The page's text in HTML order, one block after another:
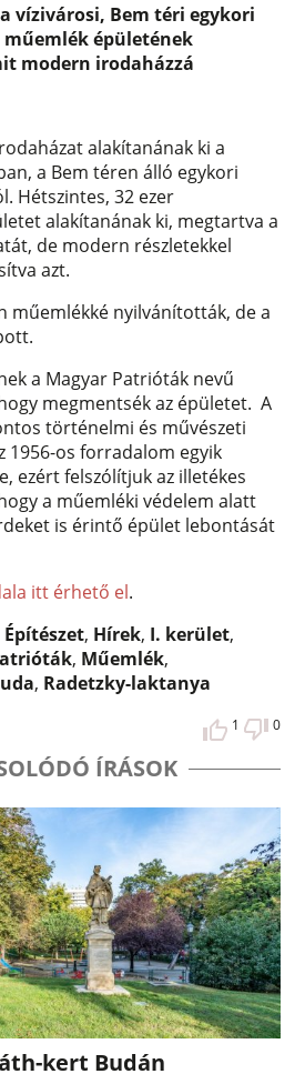
vízivárosi, Bem téri egykori
épületének
modern irodaházzá
alakítanának ki a
a Bem téren álló egykori
Hétszintes, 32 ezer
alakítanának ki, megtartva a
de modern részletekkel
azt.
műemlékké nyilvánították, de a
a Magyar Patrióták nevű
megmentsék az épületet. A
történelmi és művészeti
1956-os forradalom egyik
ezért felszólítjuk az illetékes
a műemléki védelem alatt
is érintő épület lebontását
itt érhető el.
Építészet, Hírek, I. kerület,
, Műemlék,
, Radetzky-laktanya
1 0
ÍRÁSOK
kert Budán